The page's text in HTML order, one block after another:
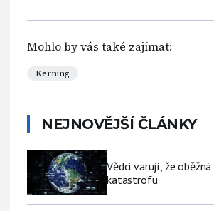
Mohlo by vás také zajímat:
Kerning
NEJNOVĚJŠÍ ČLÁNKY
Vědci varují, že
katastrofu